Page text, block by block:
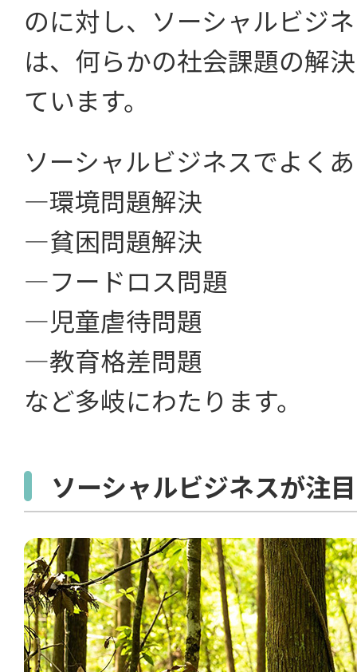
のに対し、ソーシャルビジ
は、何らかの社会課題の解
ています。
ソーシャルビジネスでよく
―環境問題解決
―貧困問題解決
―フードロス問題
―児童虐待問題
―教育格差問題
など多岐にわたります。
ソーシャルビジネスが注